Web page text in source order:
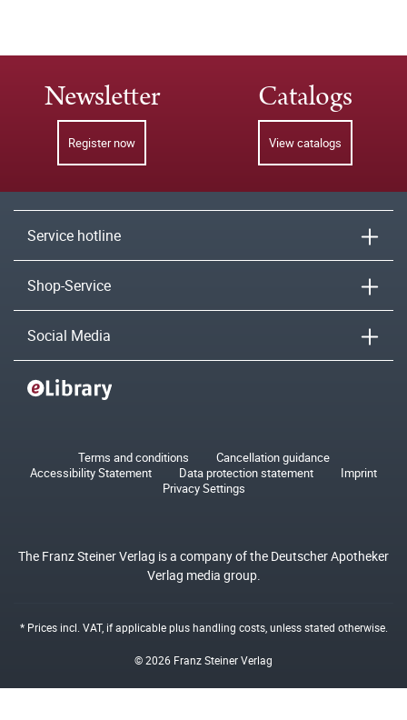
Newsletter
Register now
Catalogs
View catalogs
Service hotline
Shop-Service
Social Media
Terms and conditions
Cancellation guidance
Accessibility Statement
Data protection statement
Imprint
Privacy Settings
The Franz Steiner Verlag is a company of the Deutscher Apotheker
Verlag media group.
* Prices incl. VAT, if applicable plushandling costs, unless stated otherwise.
© 2026 Franz Steiner Verlag